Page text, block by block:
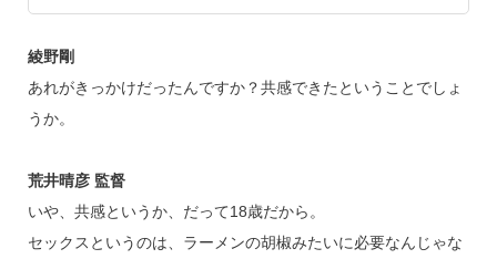
綾野剛
あれがきっかけだったんですか？共感できたということでしょ
うか。
荒井晴彦 監督
いや、共感というか、だって18歳だから。
セックスというのは、ラーメンの胡椒みたいに必要なんじゃな